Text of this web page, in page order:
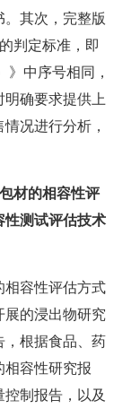
其次，完整版
判定标准，即
中序号相同，
明确要求提供上
况进行分析，
材的相容性评
性测试评估技术
容性评估方式
展的浸出物研究
，根据食品、药
相容性研究报
制报告，以及